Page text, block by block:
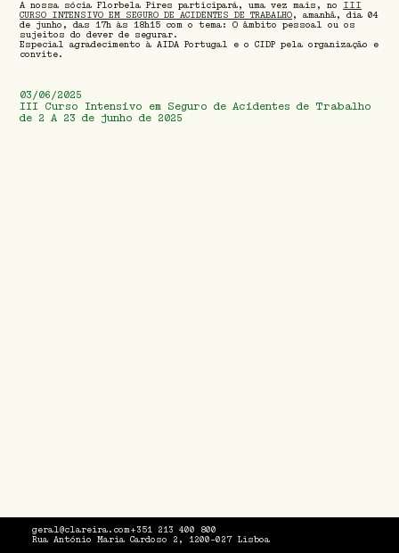
03/06/2025
III Curso Intensivo em Seguro de Acidentes de Trabalho
de 2 A 23 de junho de 2025
A nossa sócia Florbela Pires participará, uma vez mais, no
CURSO INTENSIVO EM SEGURO DE ACIDENTES DE TRABALHO , amanhã, dia 04
de junho, das 17h às 18h15 com o tema: O âmbito pessoal ou os
sujeitos do dever de segurar.
Especial agradecimento à AIDA Portugal e o CIDP pela organização e
convite.
geral@clareira.com+351 213 400 800
Rua António Maria Cardoso 2, 1200-027 Lisboa